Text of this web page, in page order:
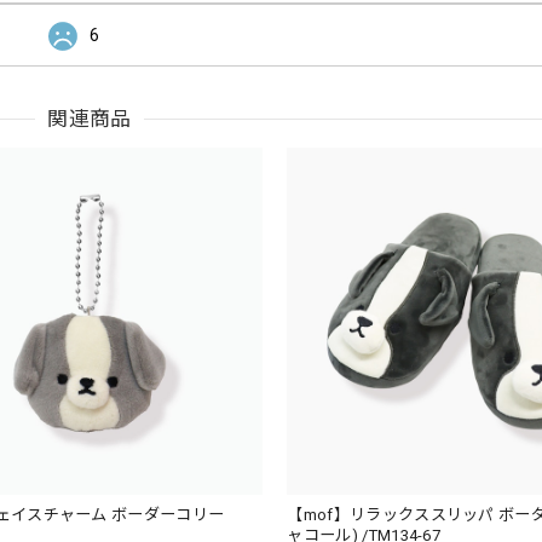
6
関連商品
イスチャーム ボーダーコリー
【mof】リラックススリッパ ボー
ャコール) /TM134-67